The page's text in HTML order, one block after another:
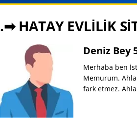
.➡ HATAY EVLİLİK
Deniz Bey
Merhaba ben
Memurum.
fark etmez.